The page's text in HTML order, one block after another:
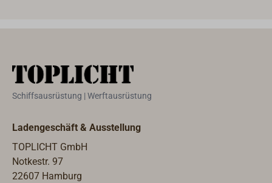
Schiffsausrüstung | Werftausrüstung
Ladengeschäft & Ausstellung
TOPLICHT GmbH
Notkestr. 97
22607 Hamburg